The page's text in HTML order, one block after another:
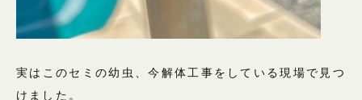
実はこのセミの幼虫、今解体工事をしている現場で見つ
けました。